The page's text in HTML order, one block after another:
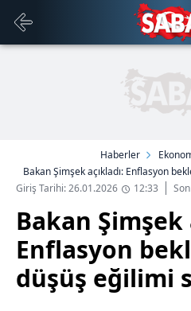
Haberler
Bakan Şimşek açıkladı: Enflasyon
Giriş Tarihi: 26.01.2026
12:33
Bakan Şimşek
Enflasyon
düşüş eğilimi